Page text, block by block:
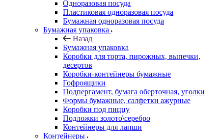
Одноразовая посуда
Пластиковая одноразовая посуда
Бумажная одноразовая посуда
Бумажная упаковка
Назад
Бумажная упаковка
Коробки для торта, пирожных, выпечки,
десертов
Коробки-контейнеры бумажные
Гофроящики
Подпергамент, бумага оберточная, уголки
Формы бумажные, салфетки ажурные
Коробки под пиццу
Подложки золото\серебро
Контейнеры для лапши
Контейнеры